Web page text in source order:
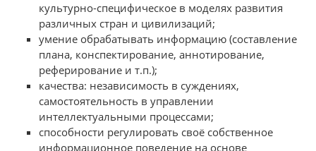
культурно-специфическое в моделях развития
различных стран и цивилизаций;
умение обрабатывать информацию (составление
плана, конспектирование, аннотирование,
реферирование и т.п.);
качества: независимость в суждениях,
самостоятельность в управлении
интеллектуальными процессами;
способности регулировать своё собственное
информационное поведение на основе